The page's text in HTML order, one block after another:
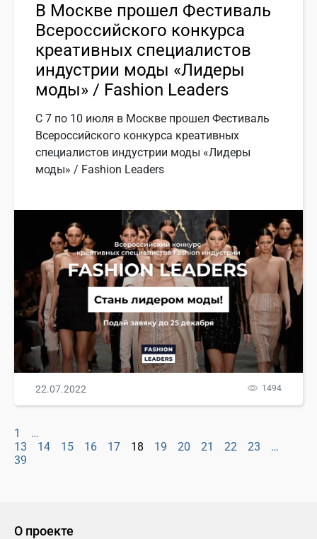
В Москве прошел Фестиваль
Всероссийского конкурса
креативных специалистов
индустрии моды «Лидеры
моды» / Fashion Leaders
С 7 по 10 июля в Москве прошел Фестиваль
Всероссийского конкурса креативных
специалистов индустрии моды «Лидеры
моды» / Fashion Leaders
22.07.2022 1494
1
…
13
14 15 16 17 18 19 20 21 22 23
…
39
О проекте